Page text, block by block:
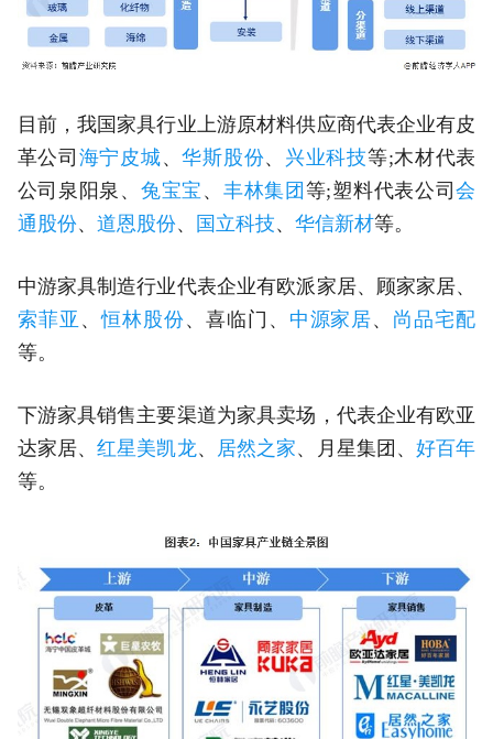
目前，我国家具行业上游原材料供应商代表企业有皮
革公司 海宁皮城、华斯股份、 兴业科技等;木材代表
公司泉阳泉、 兔宝宝 、 丰林集团 等;塑料代表公司会
通股份、 道恩股份、 国立科技、 华信新材等。
中游家具制造行业代表企业有欧派家居、顾家家居、
索菲亚 、恒林股份、喜临门、 中源家居、 尚品宅配
等。
下游家具销售主要渠道为家具卖场，代表企业有欧亚
达家居、红星美凯龙、 居然之家、月星集团、好百年
等。